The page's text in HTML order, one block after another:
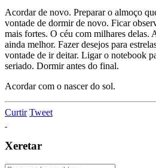
Acordar de novo. Preparar o almoço
vontade de dormir de novo. Ficar
mais fortes. O céu com milhares delas.
ainda melhor. Fazer desejos para
vontade de ir deitar. Ligar o notebook
seriado. Dormir antes do final.
Acordar com o nascer do sol.
Curtir Tweet
Xeretar